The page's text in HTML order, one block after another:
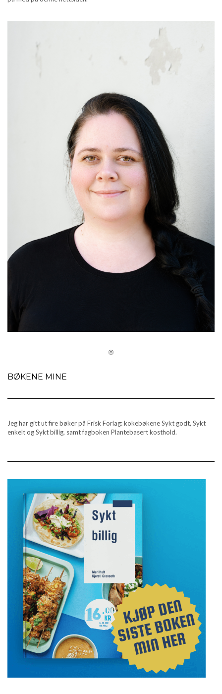
INSTAGRAM
BØKENE MINE
Jeg har gitt ut fire bøker på Frisk Forlag: kokebøkene Sykt godt, Sykt
enkelt og Sykt billig, samt fagboken Plantebasert kosthold.